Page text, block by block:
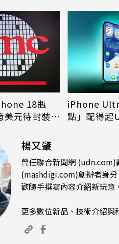
18瓶
美元待封裝晶
iPhone
點」配得起
楊又肇
曾任聯合新聞網
(mashdigi.com)創辦者身
歡隨手撰寫內容介紹新玩意
更多數位新品、技術介紹與